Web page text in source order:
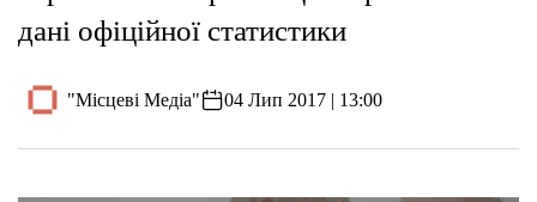
дані офіційної статистики
"Місцеві Медіа" 04 Лип 2017 | 13:00